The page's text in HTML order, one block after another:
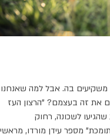
משקיעים בה. אבל למה שאנחנו
את זה בעצמם? "הרצון העז
לשכונה, רחוק
מספר עידן מורדו, מראשי